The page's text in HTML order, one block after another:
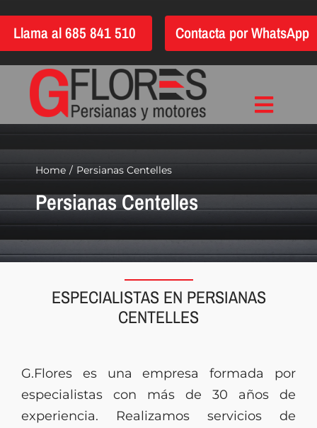
contenido
Llama al 685 841 510 Contacta por WhatsApp
Toggle
Instalación
Reparación
Motorización
Automatización
Home Persianas Centelles
Persianas Centelles
ESPECIALISTAS EN PERSIANAS
CENTELLES
G.Flores es una empresa formada por
especialistas con más de 30 años de
experiencia. Realizamos servicios de